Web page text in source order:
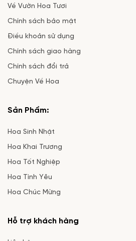
Về Vườn Hoa Tươi
Chính sách bảo mật
Điều khoản sử dụng
Chính sách giao hàng
Chính sách đổi trả
Chuyện Về Hoa
Sản Phẩm:
Hoa Sinh Nhật
Hoa Khai Trương
Hoa Tốt Nghiệp
Hoa Tình Yêu
Hoa Chúc Mừng
Hỗ trợ khách hàng